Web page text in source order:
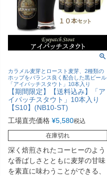
カラメル麦芽とロースト麦芽、2種類の
ホップをバランス良く配合した黒ビール
「アイパッチスタウト」10本入り
【期間限定】【送料込み】「ア
イパッチスタウト」10本入り
【S10】(NB10-ST)
工場直売価格 ¥5,580税込
在庫切れ
深く焙煎されたコーヒーのよう
な香ばしさとともに麦芽の甘味
を素直に味わうことができる、